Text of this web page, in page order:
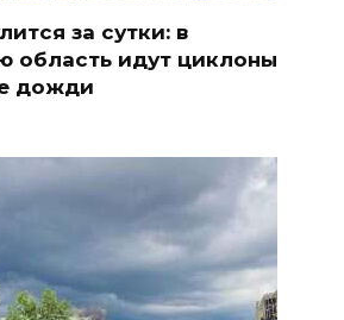
за сутки: в
область идут циклоны
дожди